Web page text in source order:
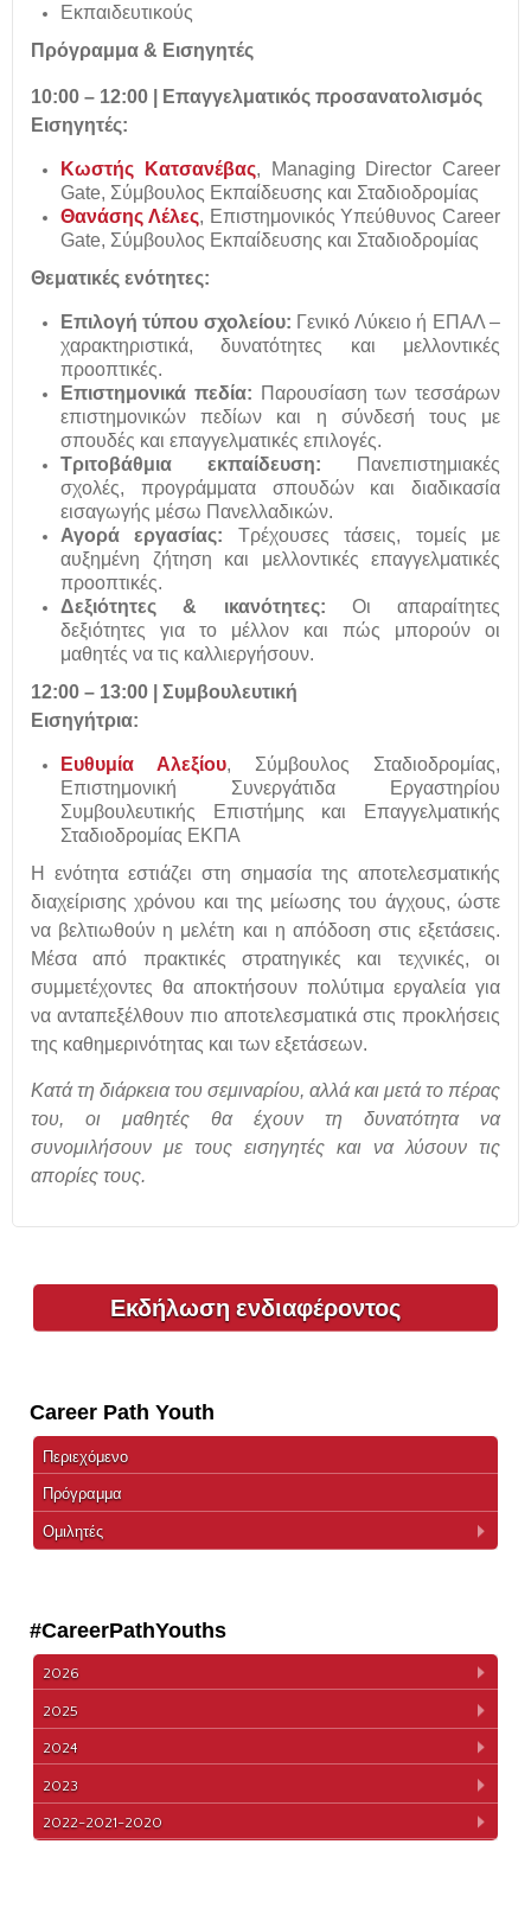
Εκπαιδευτικούς
Πρόγραμμα & Εισηγητές
10:00 – 12:00 | Επαγγελματικός προσανατολισμός
Εισηγητές:
Κωστής Κατσανέβας, Managing Director Career
Gate, Σύμβουλος Εκπαίδευσης και Σταδιοδρομίας
Θανάσης Λέλες, Επιστημονικός Υπεύθυνος Career
Gate, Σύμβουλος Εκπαίδευσης και Σταδιοδρομίας
Θεματικές ενότητες:
Επιλογή τύπου σχολείου: Γενικό Λύκειο ή ΕΠΑΛ –
χαρακτηριστικά, δυνατότητες και μελλοντικές
προοπτικές.
Επιστημονικά πεδία: Παρουσίαση των τεσσάρων
επιστημονικών πεδίων και η σύνδεσή τους με
σπουδές και επαγγελματικές επιλογές.
Τριτοβάθμια εκπαίδευση: Πανεπιστημιακές
σχολές, προγράμματα σπουδών και διαδικασία
εισαγωγής μέσω Πανελλαδικών.
Αγορά εργασίας: Τρέχουσες τάσεις, τομείς με
αυξημένη ζήτηση και μελλοντικές επαγγελματικές
προοπτικές.
Δεξιότητες & ικανότητες: Οι απαραίτητες
δεξιότητες για το μέλλον και πώς μπορούν οι
μαθητές να τις καλλιεργήσουν.
12:00 – 13:00 | Συμβουλευτική
Εισηγήτρια:
Ευθυμία Αλεξίου, Σύμβουλος Σταδιοδρομίας,
Επιστημονική Συνεργάτιδα Εργαστηρίου
Συμβουλευτικής Επιστήμης και Επαγγελματικής
Σταδιοδρομίας ΕΚΠΑ
Η ενότητα εστιάζει στη σημασία της αποτελεσματικής
διαχείρισης χρόνου και της μείωσης του άγχους, ώστε
να βελτιωθούν η μελέτη και η απόδοση στις εξετάσεις.
Μέσα από πρακτικές στρατηγικές και τεχνικές, οι
συμμετέχοντες θα αποκτήσουν πολύτιμα εργαλεία για
να ανταπεξέλθουν πιο αποτελεσματικά στις προκλήσεις
της καθημερινότητας και των εξετάσεων.
Κατά τη διάρκεια του σεμιναρίου, αλλά και μετά το πέρας
του, οι μαθητές θα έχουν τη δυνατότητα να
συνομιλήσουν με τους εισηγητές και να λύσουν τις
απορίες τους.
Εκδήλωση ενδιαφέροντος
Career Path Youth
Περιεχόμενο
Πρόγραμμα
Ομιλητές
#CareerPathYouths
2026
2025
2024
2023
2022-2021-2020